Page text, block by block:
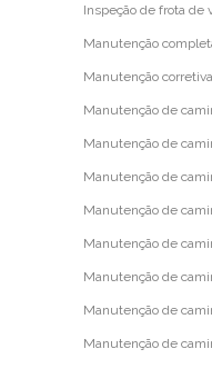
Inspeção de frota de
Manutenção
Manutenção
Manutenção de
Manutenção de
Manutenção de
Manutenção de
Manutenção de
Manutenção de
Manutenção de
Manutenção de